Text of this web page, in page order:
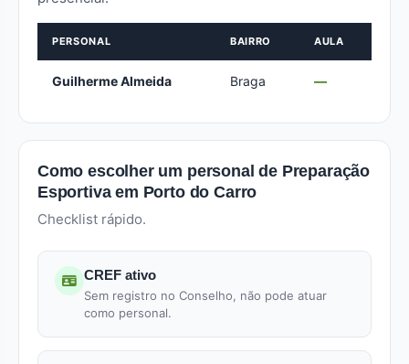
PERSONAL BAIRRO AULA
Guilherme Almeida Braga —
Como escolher um personal de Preparação
Esportiva em Porto do Carro
Checklist rápido.
CREF ativo
Sem registro no Conselho, não pode atuar
como personal.